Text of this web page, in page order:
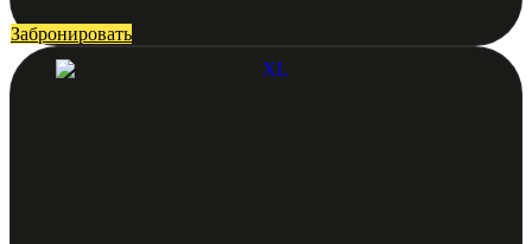
Забронировать